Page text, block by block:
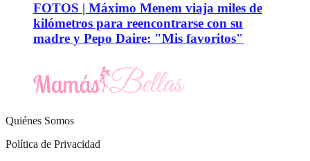
FOTOS | Máximo Menem viaja miles de
kilómetros para reencontrarse con su
madre y Pepo Daire: "Mis favoritos"
Quiénes Somos
Política de Privacidad